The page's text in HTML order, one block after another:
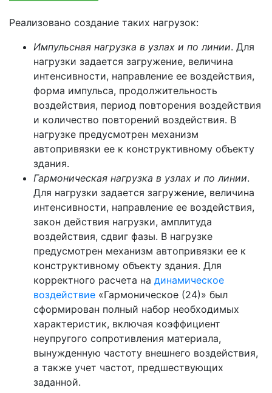
Реализовано создание таких нагрузок:
Импульсная нагрузка в узлах и по линии. Для
нагрузки задается загружение, величина
интенсивности, направление ее воздействия,
форма импульса, продолжительность
воздействия, период повторения воздействия
и количество повторений воздействия. В
нагрузке предусмотрен механизм
автопривязки ее к конструктивному объекту
здания.
Гармоническая нагрузка в узлах и по линии.
Для нагрузки задается загружение, величина
интенсивности, направление ее воздействия,
закон действия нагрузки, амплитуда
воздействия, сдвиг фазы. В нагрузке
предусмотрен механизм автопривязки ее к
конструктивному объекту здания. Для
корректного расчета на динамическое
воздействие «Гармоническое (24)» был
сформирован полный набор необходимых
характеристик, включая коэффициент
неупругого сопротивления материала,
вынужденную частоту внешнего воздействия,
а также учет частот, предшествующих
заданной.